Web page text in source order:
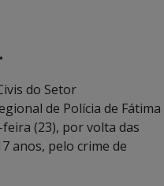
do Setor
de Polícia de Fátima
(23), por volta das
anos, pelo crime de